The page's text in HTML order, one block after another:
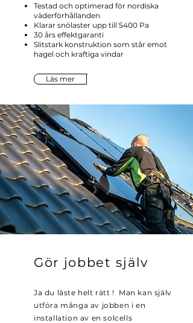
Testad och optimerad för nordiska
väderförhållanden
Klarar snölaster upp till 5400 Pa
30 års effektgaranti
Slitstark konstruktion som står emot
hagel och kraftiga vindar
Läs mer
Gör jobbet själv
Ja du läste helt rätt ! Man kan själv
utföra många av jobben i en
installation av en solcells